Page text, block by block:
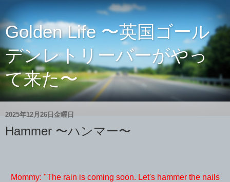
Golden Life 〜英国ゴール
デンレトリーバーがやっ
て来た〜
2025年12月26日金曜日
Hammer 〜ハンマー〜
Mommy: "The rain is coming soon. Let's hammer the nails